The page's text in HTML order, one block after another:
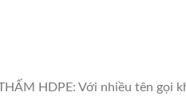
HDPE: Với nhiều tên gọi